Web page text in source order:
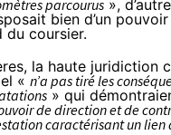
parcourus »,
bien d’un
du coursier.
la haute juridiction
« n’a pas tiré les
» qui
de direction et de
caractérisant un lien